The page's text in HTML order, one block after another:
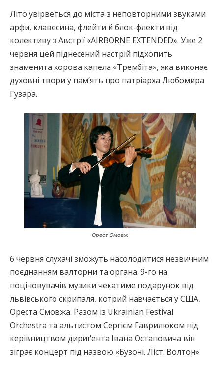
Літо увірветься до міста з неповторними звуками
арфи, клавесина, флейти й блок-флекти від
колективу з Австрії «AIRBORNE EXTENDED». Уже 2
червня цей піднесений настрій підхопить
знаменита хорова капела «Трембіта», яка виконає
духовні твори у пам’ять про патріарха Любомира
Гузара.
Орест Смовж
6 червня слухачі зможуть насолодитися незвичним
поєднанням валторни та органа. 9-го на
поціновувачів музики чекатиме подарунок від
львівського скрипаля, котрий навчається у США,
Ореста Смовжа. Разом із Ukrainian Festival
Orchestra та альтистом Сергієм Гаврилюком під
керівництвом дириґента Івана Остаповича він
зіграє концерт під назвою «Бузоні. Ліст. Волтон».